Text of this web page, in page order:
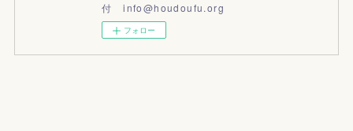
付 info@houdoufu.org
フォロー